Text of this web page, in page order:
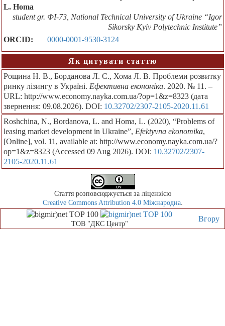
L. Homa
student gr. ФІ-73, National Technical University of Ukraine “Igor
Sikorsky Kyiv Polytechnic Institute”
ORCID:
0000-0001-9530-3124
Як цитувати статтю
Рощина Н. В., Борданова Л. С., Хома Л. В. Проблеми розвитку
ринку лізингу в Україні. Ефективна економіка. 2020. № 11. –
URL: http://www.economy.nayka.com.ua/?op=1&z=8323 (дата
звернення: 09.08.2026). DOI: 10.32702/2307-2105-2020.11.61
Roshchina, N., Bordanova, L. and Homa, L. (2020), “Problems of
leasing market development in Ukraine”, Efektyvna ekonomika,
[Online], vol. 11, available at: http://www.economy.nayka.com.ua/?
op=1&z=8323 (Accessed 09 Aug 2026). DOI: 10.32702/2307-
2105-2020.11.61
Стаття розповсюджується за ліцензією
Creative Commons Attribution 4.0 Міжнародна.
Вгору
ТОВ "ДКС Центр"